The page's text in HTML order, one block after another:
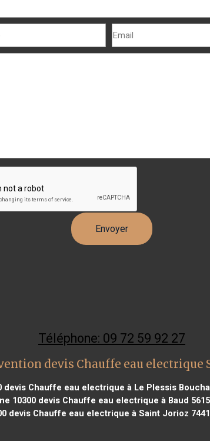
Téléphone: 09 72 59 92 27
devis Chauffe eau electrique
devis Chauffe eau electrique à Le Plessis
10300 devis Chauffe eau electrique à Baud
devis Chauffe eau electrique à Saint Jorioz